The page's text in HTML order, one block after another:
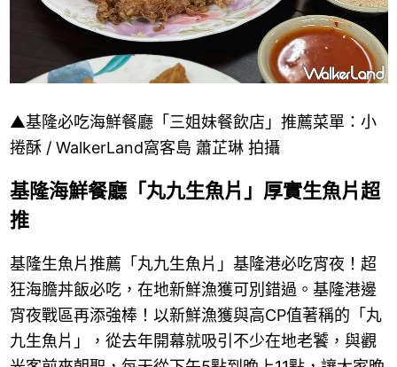
▲基隆必吃海鮮餐廳「三姐妹餐飲店」推薦菜單：小
捲酥 / WalkerLand窩客島 蕭芷琳 拍攝
基隆海鮮餐廳「丸九生魚片」厚實生魚片超
推
基隆生魚片推薦「丸九生魚片」基隆港必吃宵夜！超
狂海膽丼飯必吃，在地新鮮漁獲可別錯過。基隆港邊
宵夜戰區再添強棒！以新鮮漁獲與高CP值著稱的「丸
九生魚片」，從去年開幕就吸引不少在地老饕，與觀